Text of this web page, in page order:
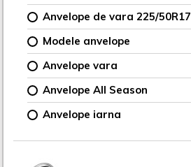
Anvelope de vara 225/50R17
Modele anvelope
Anvelope vara
Anvelope All Season
Anvelope iarna